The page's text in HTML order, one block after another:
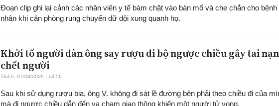
Đoạn clip ghi lại cảnh các nhân viên y tế bám chặt vào bàn mổ và che chắn cho bệnh
nhân khi căn phòng rung chuyển dữ dội xung quanh họ.
Khởi tố người đàn ông say rượu đi bộ ngược chiều gây tai nạn
chết người
Thứ 6, 07/08/2026 | 13:56
Sau khi sử dụng rượu bia, ông V. không đi sát lề đường bên phải theo chiều đi của
mà đi ngược chiều dẫn đến va chạm giao thông khiến một người tử vong.